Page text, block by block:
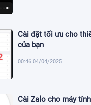
Cài đặt tối ưu cho
của bạn
00:46 04/04/2025
Cài Zalo cho máy